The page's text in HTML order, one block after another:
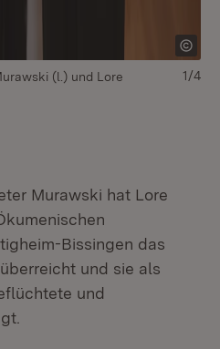
(l.) und Lore
1/4
Murawski hat Lore
Bissingen das
und sie als
und